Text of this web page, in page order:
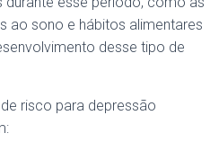
ao sono e hábitos alimentares
desse tipo de
risco para depressão